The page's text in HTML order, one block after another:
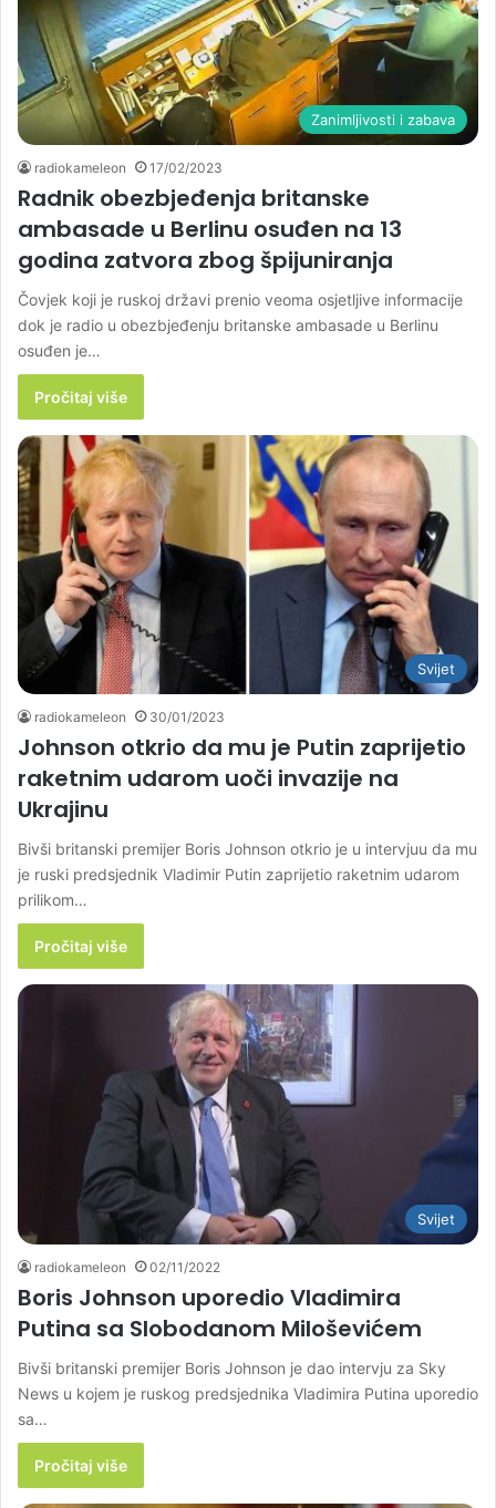
Zanimljivosti i zabava
radiokameleon 17/02/2023
Radnik obezbjeđenja britanske
ambasade u Berlinu osuđen na 13
godina zatvora zbog špijuniranja
Čovjek koji je ruskoj državi prenio veoma osjetljive informacije
dok je radio u obezbjeđenju britanske ambasade u Berlinu
osuđen je…
Pročitaj više
Svijet
radiokameleon 30/01/2023
Johnson otkrio da mu je Putin zaprijetio
raketnim udarom uoči invazije na
Ukrajinu
Bivši britanski premijer Boris Johnson otkrio je u intervjuu da mu
je ruski predsjednik Vladimir Putin zaprijetio raketnim udarom
prilikom…
Pročitaj više
Svijet
radiokameleon 02/11/2022
Boris Johnson uporedio Vladimira
Putina sa Slobodanom Miloševićem
Bivši britanski premijer Boris Johnson je dao intervju za Sky
News u kojem je ruskog predsjednika Vladimira Putina uporedio
sa…
Pročitaj više